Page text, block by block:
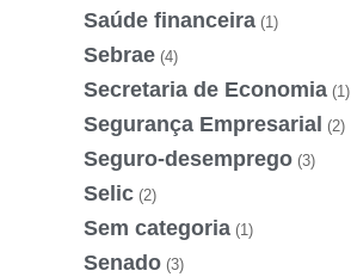
Saúde financeira (1)
Sebrae (4)
Secretaria de Economia (1)
Segurança Empresarial (2)
Seguro-desemprego (3)
Selic (2)
Sem categoria (1)
Senado (3)